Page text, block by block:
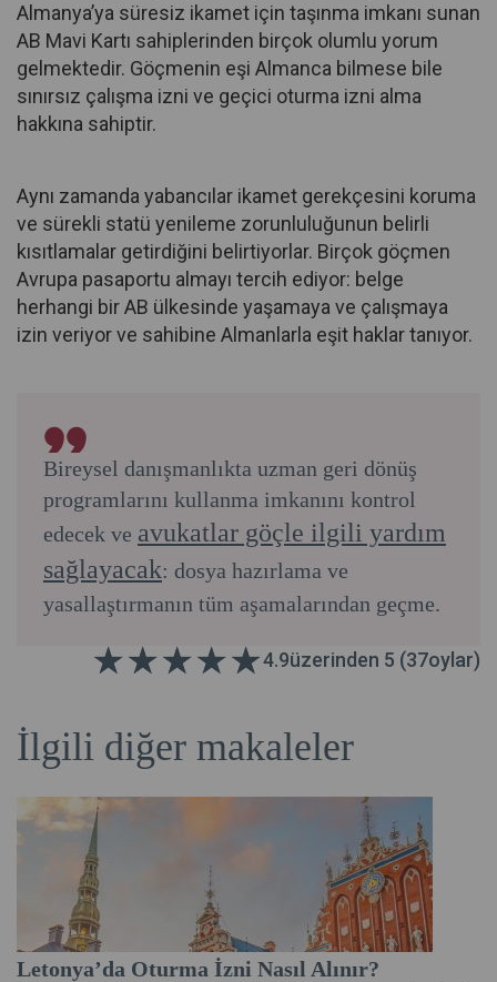
Almanya’ya süresiz ikamet için taşınma imkanı sunan
AB Mavi Kartı sahiplerinden birçok olumlu yorum
gelmektedir. Göçmenin eşi Almanca bilmese bile
sınırsız çalışma izni ve geçici oturma izni alma
hakkına sahiptir.
Aynı zamanda yabancılar ikamet gerekçesini koruma
ve sürekli statü yenileme zorunluluğunun belirli
kısıtlamalar getirdiğini belirtiyorlar. Birçok göçmen
Avrupa pasaportu almayı tercih ediyor: belge
herhangi bir AB ülkesinde yaşamaya ve çalışmaya
izin veriyor ve sahibine Almanlarla eşit haklar tanıyor.
Bireysel danışmanlıkta uzman geri dönüş
programlarını kullanma imkanını kontrol
edecek ve avukatlar göçle ilgili yardım
sağlayacak: dosya hazırlama ve
yasallaştırmanın tüm aşamalarından geçme.
4.9üzerinden 5 (37oylar)
İlgili diğer makaleler
Letonya’da Oturma İzni Nasıl Alınır?